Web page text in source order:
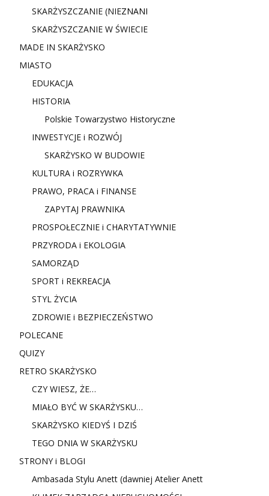
SKARŻYSZCZANIE (NIEZNANI
SKARŻYSZCZANIE W ŚWIECIE
MADE IN SKARŻYSKO
MIASTO
EDUKACJA
HISTORIA
Polskie Towarzystwo Historyczne
INWESTYCJE i ROZWÓJ
SKARŻYSKO W BUDOWIE
KULTURA i ROZRYWKA
PRAWO, PRACA i FINANSE
ZAPYTAJ PRAWNIKA
PROSPOŁECZNIE i CHARYTATYWNIE
PRZYRODA i EKOLOGIA
SAMORZĄD
SPORT i REKREACJA
STYL ŻYCIA
ZDROWIE i BEZPIECZEŃSTWO
POLECANE
QUIZY
RETRO SKARŻYSKO
CZY WIESZ, ŻE…
MIAŁO BYĆ W SKARŻYSKU…
SKARŻYSKO KIEDYŚ I DZIŚ
TEGO DNIA W SKARŻYSKU
STRONY i BLOGI
Ambasada Stylu Anett (dawniej Atelier Anett